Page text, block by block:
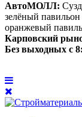
АвтоМОЛЛ:
зелёный
оранжевый
Карповский
Без выходных с